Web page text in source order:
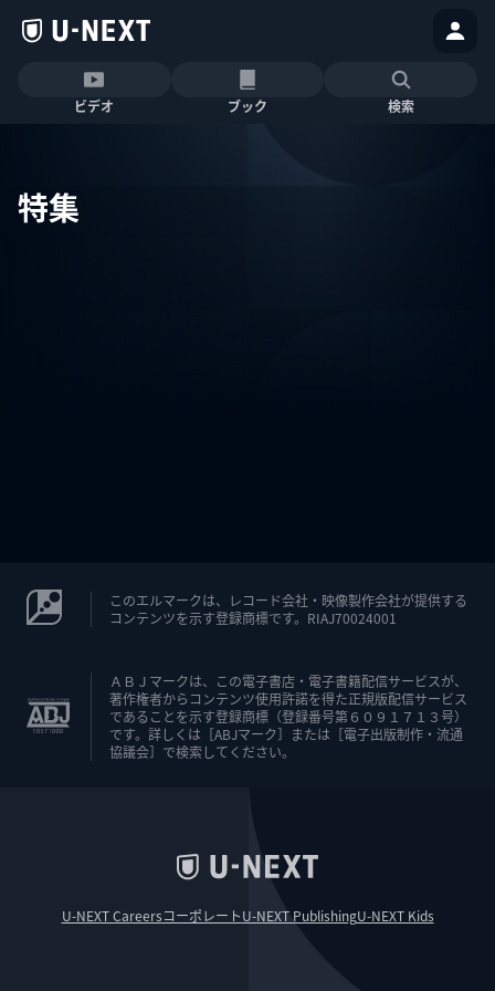
ビデオ ブック 検索
特集
このエルマークは、レコード会社・映像製作会社が提供する
コンテンツを示す登録商標です。RIAJ70024001
ＡＢＪマークは、この電子書店・電子書籍配信サービスが、
著作権者からコンテンツ使用許諾を得た正規版配信サービス
であることを示す登録商標（登録番号第６０９１７１３号）
です。詳しくは［ABJマーク］または［電子出版制作・流通
協議会］で検索してください。
U-NEXT CareersコーポレートU-NEXT PublishingU-NEXT Kids